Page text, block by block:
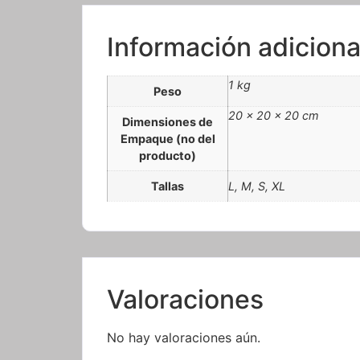
Información
Peso 1 kg
Dimensiones de
Empaque (no del
producto)
20 × 20 × 20 cm
Tallas L, M, S, XL
Valoraciones
No hay valoraciones aún.